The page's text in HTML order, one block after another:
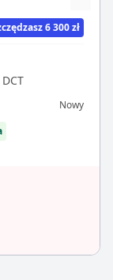
6 300 zł
Nowy